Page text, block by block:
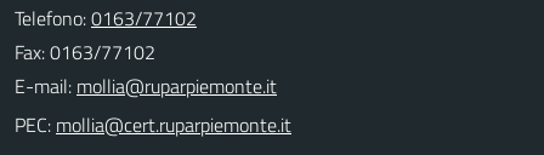
Telefono:0163/77102
Fax: 0163/77102
E-mail:
PEC: